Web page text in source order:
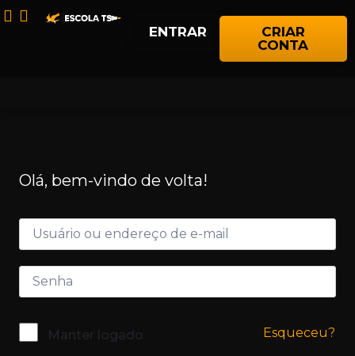
ENTRAR
CRIAR
CONTA
Olá, bem-vindo de volta!
Manter logado Esqueceu?